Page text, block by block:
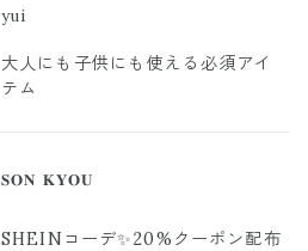
yui
大人にも子供にも使える必須アイ
テム
𝐒𝐎𝐍 𝐊𝐘𝐎𝐔
SHEINコーデ✨20%クーポン配布